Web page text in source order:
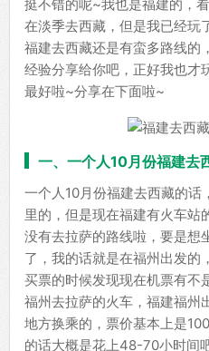
挺不错的呢~我也是福建的，
在淡季去西藏，但是我已经玩
福建去西藏还是有蛮多路线的
经验分享给你吧，正好我也才
最好啦~分享在下面啦~
一、一个人10月份福建去
一个人10月份福建去西藏的
里的，但是现在福建有火车站
没有去拉萨的路线啦，要是想
了，我的话就是在福州出发的
买票的时候发现现在机票有不
福州去拉萨的火车，福建福州
地方换乘的，票价基本上是
的话大概是花上48-70小时间